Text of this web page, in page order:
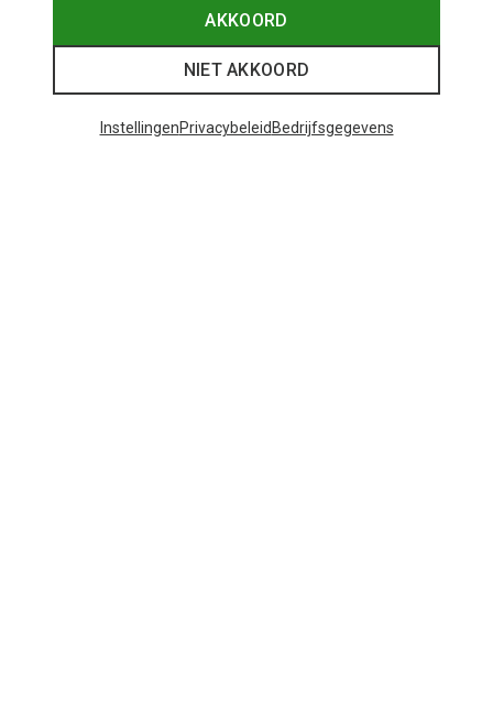
AKKOORD
NIET AKKOORD
InstellingenPrivacybeleid Bedrijfsgegevens